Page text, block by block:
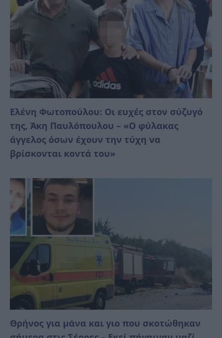
Ελένη Φωτοπούλου: Οι ευχές στον σύζυγό
της, Άκη Παυλόπουλου – «Ο φύλακας
άγγελος όσων έχουν την τύχη να
βρίσκονται κοντά του»
Θρήνος για μάνα και γιο που σκοτώθηκαν